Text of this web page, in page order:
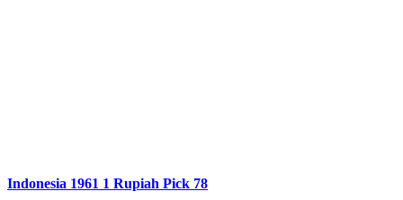
Indonesia 1961 1 Rupiah Pick 78